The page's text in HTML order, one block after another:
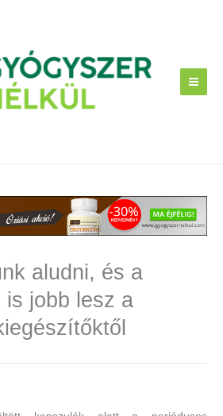
aludni, és a
is jobb lesz a